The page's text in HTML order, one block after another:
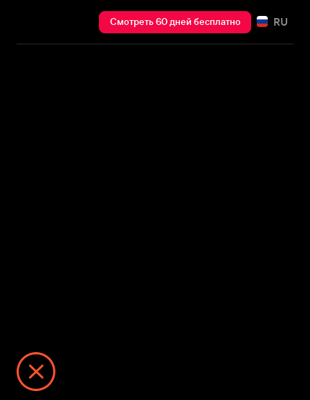
Смотреть 60 дней бесплатно RU